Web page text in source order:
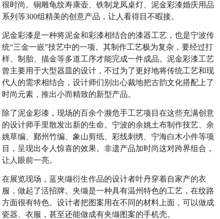
很时尚。铜雕龟纹寿康壶、铁制龙凤桌灯、泥金彩漆婚庆用品
系列等300组精美的创意产品，让人看得目不暇接。
泥金彩漆是一种将泥金和彩漆相结合的漆器工艺，也是宁波传
统“三金一嵌”技艺中的一项。其制作工艺极为复杂，要经过打
样、制胎、描金等多道工序才能完成一件成品。泥金彩漆工艺
曾主要用于大型器皿的设计，不过为了更好地将传统工艺和现
代人的需求相结合，设计师们别出心裁地把古韵文化搭配上了
时尚元素，推出小而精致的新型产品。
除了泥金彩漆，现场的百余个濒危手工艺项目在这些充满创意
的设计师手里散发出新的生命。宁波的余姚土布制作技艺、余
姚草编、鄞州竹编、象山剪纸、彩线刺绣、宁海白木小件等项
目，呈现出令人惊喜的效果。非遗产品加时尚这对跨界组合，
让人眼前一亮。
在展览现场，蓝夹缬衍生作品的设计者叶丹穿着自家产的衣
服，做起了活招牌。夹缬是一种具有温州特色的工艺，在纹路
方面很有特色。设计者把图案用在不同的材料上面，可以做成
瓷器、衣服，甚至还能做成有夹缬图案的手机壳。